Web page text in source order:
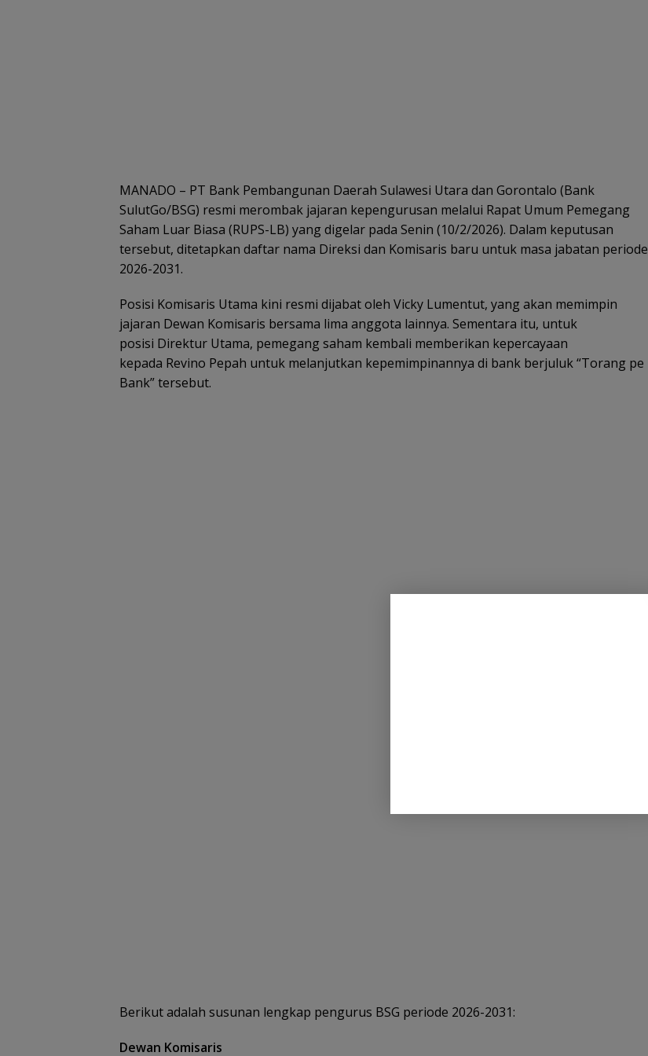
MANADO – PT Bank Pembangunan Daerah Sulawesi Utara dan Gorontalo (Bank
SulutGo/BSG) resmi merombak jajaran kepengurusan melalui Rapat Umum Pemegang
Saham Luar Biasa (RUPS-LB) yang digelar pada Senin (10/2/2026). Dalam keputusan
tersebut, ditetapkan daftar nama Direksi dan Komisaris baru untuk masa jabatan periode
2026-2031.
Posisi Komisaris Utama kini resmi dijabat oleh Vicky Lumentut, yang akan memimpin
jajaran Dewan Komisaris bersama lima anggota lainnya. Sementara itu, untuk
posisi Direktur Utama, pemegang saham kembali memberikan kepercayaan
kepada Revino Pepah untuk melanjutkan kepemimpinannya di bank berjuluk “Torang pe
Bank” tersebut.
Berikut adalah susunan lengkap pengurus BSG periode 2026-2031:
Dewan Komisaris